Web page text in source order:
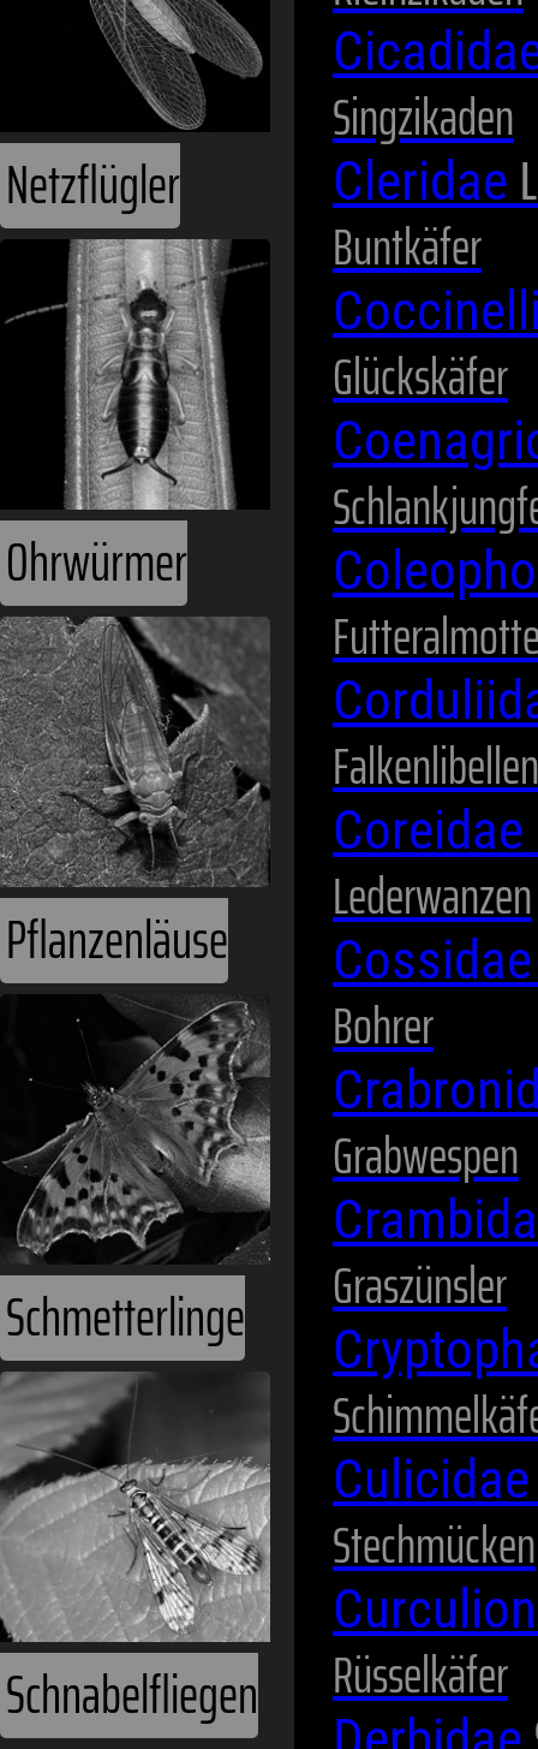
Netzflügler
Ohrwürmer
Pflanzenläuse
Schmetterlinge
Schnabelfliegen
Singzikaden
Cleridae
Buntkäfer
Glückskäfer
Falkenlibellen
Coreidae
Lederwanzen
Bohrer
Grabwespen
Graszünsler
Stechmücken
Rüsselkäfer